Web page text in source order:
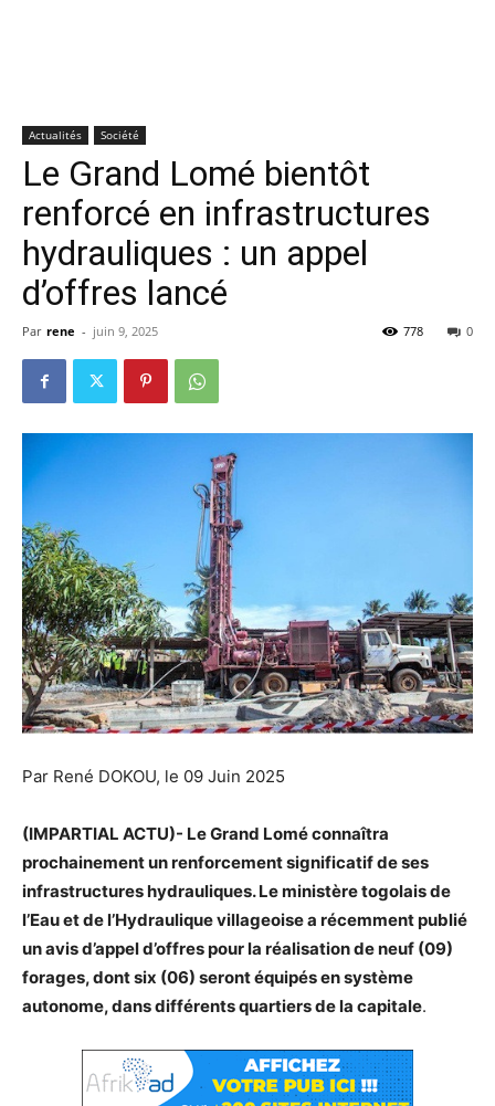
Actualités Société
Le Grand Lomé bientôt
renforcé en infrastructures
hydrauliques : un appel
d’offres lancé
Par rene - juin 9, 2025 0
778
Par René DOKOU, le 09 Juin 2025
(IMPARTIAL ACTU)- Le Grand Lomé connaîtra
prochainement un renforcement significatif de ses
infrastructures hydrauliques. Le ministère togolais de
l’Eau et de l’Hydraulique villageoise a récemment publié
un avis d’appel d’offres pour la réalisation de neuf (09)
forages, dont six (06) seront équipés en système
autonome, dans différents quartiers de la capitale.